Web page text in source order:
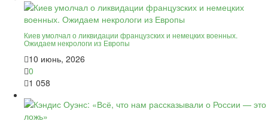
Киев умолчал о ликвидации французских и немецких военных.
Ожидаем некрологи из Европы
10 июнь, 2026
0
1 058